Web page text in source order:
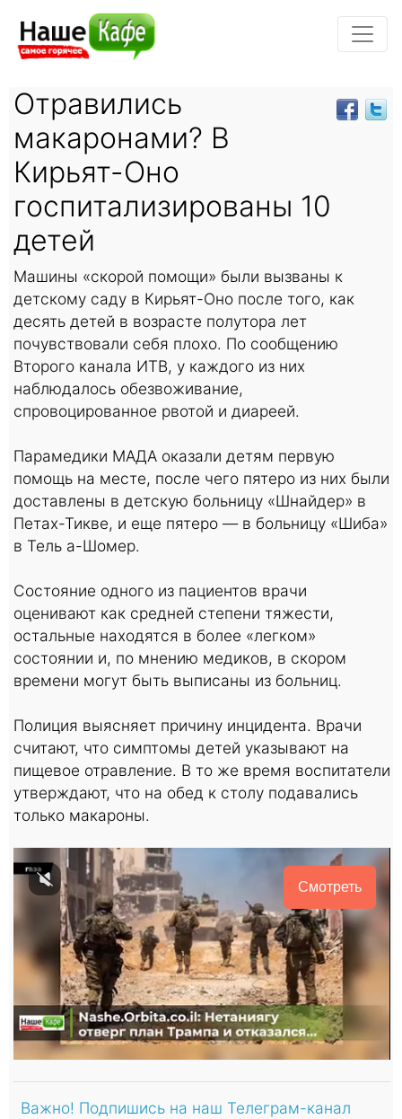
Отравились
макаронами? В
Кирьят-Оно
госпитализированы 10
детей
Машины «скорой помощи» были вызваны к
детскому саду в Кирьят-Оно после того, как
десять детей в возрасте полутора лет
почувствовали себя плохо. По сообщению
Второго канала ИТВ, у каждого из них
наблюдалось обезвоживание,
спровоцированное рвотой и диареей.
Парамедики МАДА оказали детям первую
помощь на месте, после чего пятеро из них были
доставлены в детскую больницу «Шнайдер» в
Петах-Тикве, и еще пятеро — в больницу «Шиба»
в Тель а-Шомер.
Состояние одного из пациентов врачи
оценивают как средней степени тяжести,
остальные находятся в более «легком»
состоянии и, по мнению медиков, в скором
времени могут быть выписаны из больниц.
Полиция выясняет причину инцидента. Врачи
считают, что симптомы детей указывают на
пищевое отравление. В то же время воспитатели
утверждают, что на обед к столу подавались
только макароны.
Смотреть
Важно! Подпишись на наш Телеграм-канал